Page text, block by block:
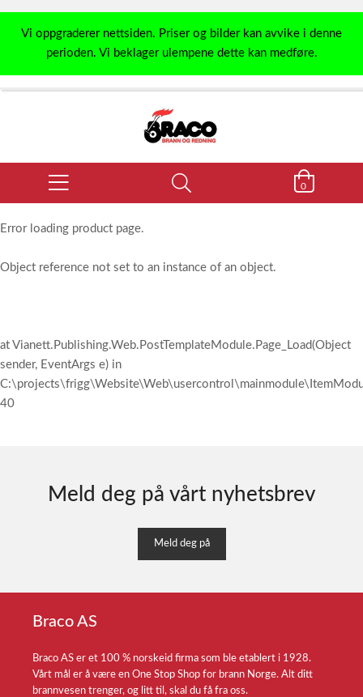
Vi oppgraderer nettsiden. Priser og bilder kan avvike i denne
perioden. Vi beklager ulempene dette kan medføre.
0
Error loading product page.
Object reference not set to an instance of an object.
at Vianett.Publishing.Web.PostTemplateModule.Page_Load(Object
sender, EventArgs e) in
40
Meld deg på vårt nyhetsbrev
Meld deg på
Braco AS
Braco AS er et 100 % norskeid firma som ble etablert i 1928.
Vårt mål er å være en One Stop Shop for brann Norge. Alt ditt
brannvesen trenger, og litt til, skal du få fra oss.